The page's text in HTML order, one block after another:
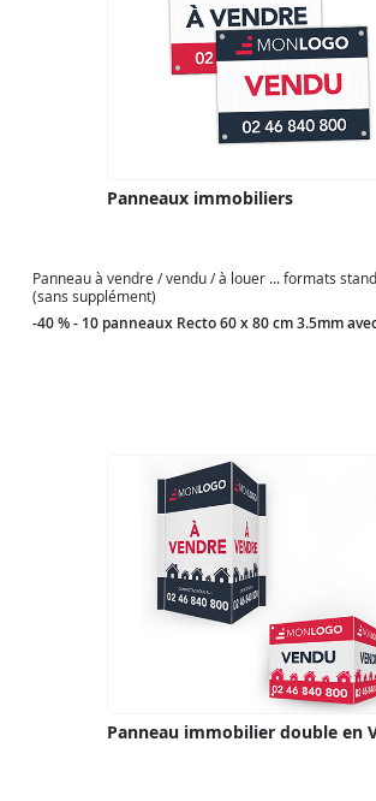
Panneaux immobiliers
Panneau à vendre / vendu / à louer ... formats
(sans supplément)
-40 % - 10 panneaux Recto 60 x 80 cm 3.5mm
Panneau immobilier double en